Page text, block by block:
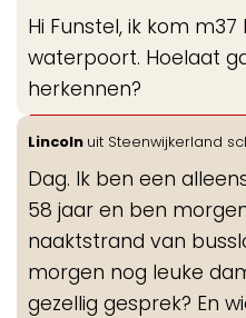
Hi Funstel, ik kom
waterpoort. Hoelaat
herkennen?
Lincoln uit Steenwijkerland
Dag. Ik ben een
58 jaar en ben
naaktstrand van
morgen nog leuke
gezellig gesprek? En